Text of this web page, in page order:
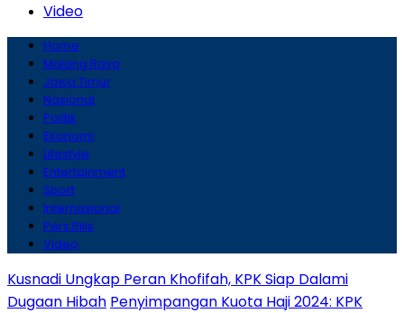
Video
Home
Malang Raya
Jawa Timur
Nasional
Politik
Ekonomi
Lifestyle
Entertainment
Sport
Internasional
Pers Rilis
Video
Kusnadi Ungkap Peran Khofifah, KPK Siap Dalami
Dugaan Hibah Penyimpangan Kuota Haji 2024: KPK